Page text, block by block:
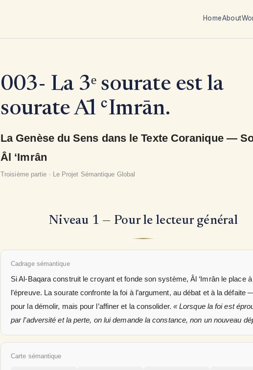
HomeAbout
003- La 3ᵉ sourate est la
sourate Āl ʿImrān.
La Genèse du Sens dans le Texte Coranique —
Âl ‘Imrân
Troisième partie · Le Projet Sémantique Global
Niveau 1 — Pour le lecteur général
Cadrage sémantique
Si Al-Baqara construit le croyant et fonde son système, Âl ‘Imrân le place à
l’épreuve. La sourate confronte la foi à l’argument, au débat et à la défaite
pour la démolir, mais pour l’affiner et la consolider. « Lorsque la foi est
par l’adversité et la perte, on lui demande la constance, non un nouveau
Carte sémantique